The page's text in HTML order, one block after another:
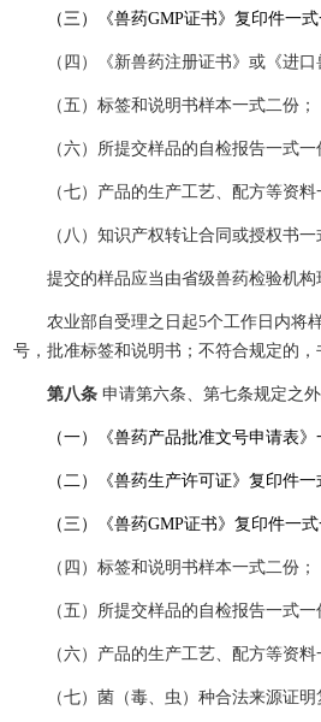
（三）《兽药GMP证书》复印件一式
（四）《新兽药注册证书》或《进口
（五）标签和说明书样本一式二份；
（六）所提交样品的自检报告一式一
（七）产品的生产工艺、配方等资料
（八）知识产权转让合同或授权书一
提交的样品应当由省级兽药检验机构
农业部自受理之日起5个工作日内将样
号，批准标签和说明书；不符合规定的，
第八条 申请第六条、第七条规定之
（一）《兽药产品批准文号申请表》
（二）《兽药生产许可证》复印件一
（三）《兽药GMP证书》复印件一式
（四）标签和说明书样本一式二份；
（五）所提交样品的自检报告一式一
（六）产品的生产工艺、配方等资料
（七）菌（毒、虫）种合法来源证明